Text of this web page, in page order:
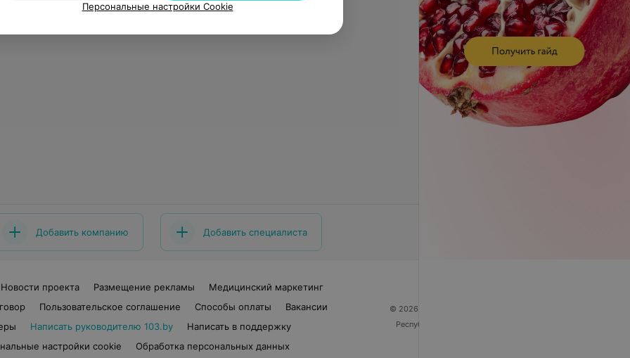
Добавить компанию Добавить специалиста
Новости проекта Размещение рекламы
Медицинский маркетинг
Пользовательское соглашение Способы оплаты
Вакансии
Написать руководителю 103.by
Написать в поддержку
настройки cookie
Обработка персональных данных
© 2026 ООО «Артокс Лаб», УНП 191700409
Республика Беларусь, г. Минск, улица Толбухина, 2,
Персональные настройки Cookie